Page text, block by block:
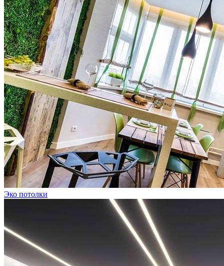
Эко потолки